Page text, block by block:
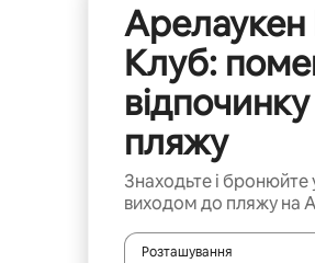
Арелаукен
Клуб:
пляжу
Знаходьте і бронюйте
виходом до пляжу на
Розташування